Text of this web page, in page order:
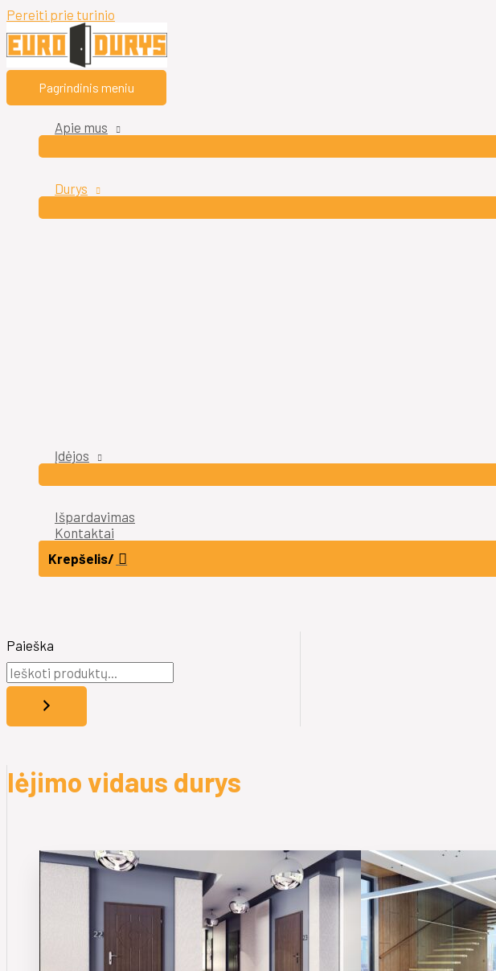
Pereiti prie turinio
Pagrindinis meniu
Apie mus
Durys
Įdėjos
Išpardavimas
Kontaktai
Krepšelis/
Paieška
Iėjimo vidaus durys